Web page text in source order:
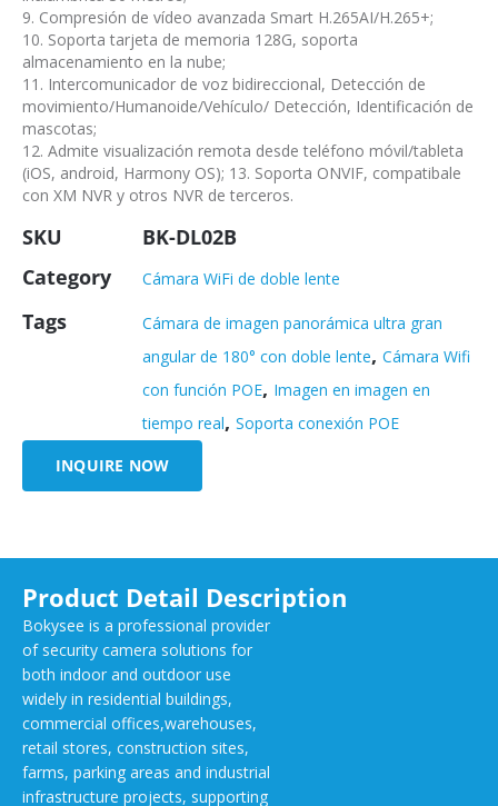
9. Compresión de vídeo avanzada Smart H.265AI/H.265+;
10. Soporta tarjeta de memoria 128G, soporta
almacenamiento en la nube;
11. Intercomunicador de voz bidireccional, Detección de
movimiento/Humanoide/Vehículo/ Detección, Identificación de
mascotas;
12. Admite visualización remota desde teléfono móvil/tableta
(iOS, android, Harmony OS); 13. Soporta ONVIF, compatibale
con XM NVR y otros NVR de terceros.
SKU
BK-DL02B
Category
Cámara WiFi de doble lente
Tags
Cámara de imagen panorámica ultra gran
angular de 180° con doble lente, Cámara Wifi
con función POE, Imagen en imagen en
tiempo real, Soporta conexión POE
INQUIRE NOW
Product Detail Description
Bokysee is a professional provider
of security camera solutions for
both indoor and outdoor use
widely in residential buildings,
commercial offices,warehouses,
retail stores, construction sites,
farms, parking areas and industrial
infrastructure projects, supporting